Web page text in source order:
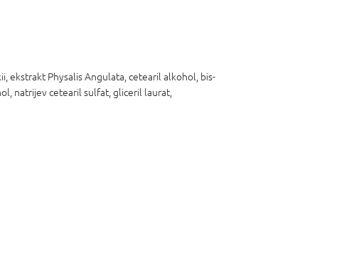
ekstrakt Physalis Angulata, cetearil alkohol, bis-
natrijev cetearil sulfat, gliceril laurat,